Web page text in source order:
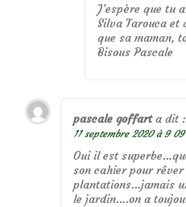
J’espère que tu
Silva Tarouca et
que sa maman,
Bisous Pascale
pascale goffart a dit :
11 septembre 2020 à 9
Oui il est
son cahier pour
plantations…jamais
le jardin….on a